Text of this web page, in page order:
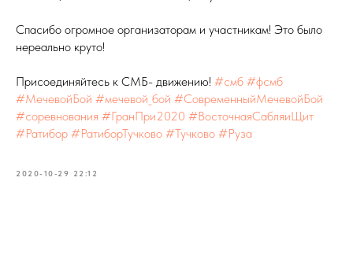
Спасибо огромное организаторам и участникам! Это было
нереально круто!
Присоединяйтесь к СМБ- движению! #смб #фсмб
#МечевойБой #мечевой_бой #СовременныйМечевойБой
#соревнования #ГранПри2020 #ВосточнаяСабляиЩит
#Ратибор #РатиборТучково #Тучково #Руза
2020-10-29 22:12